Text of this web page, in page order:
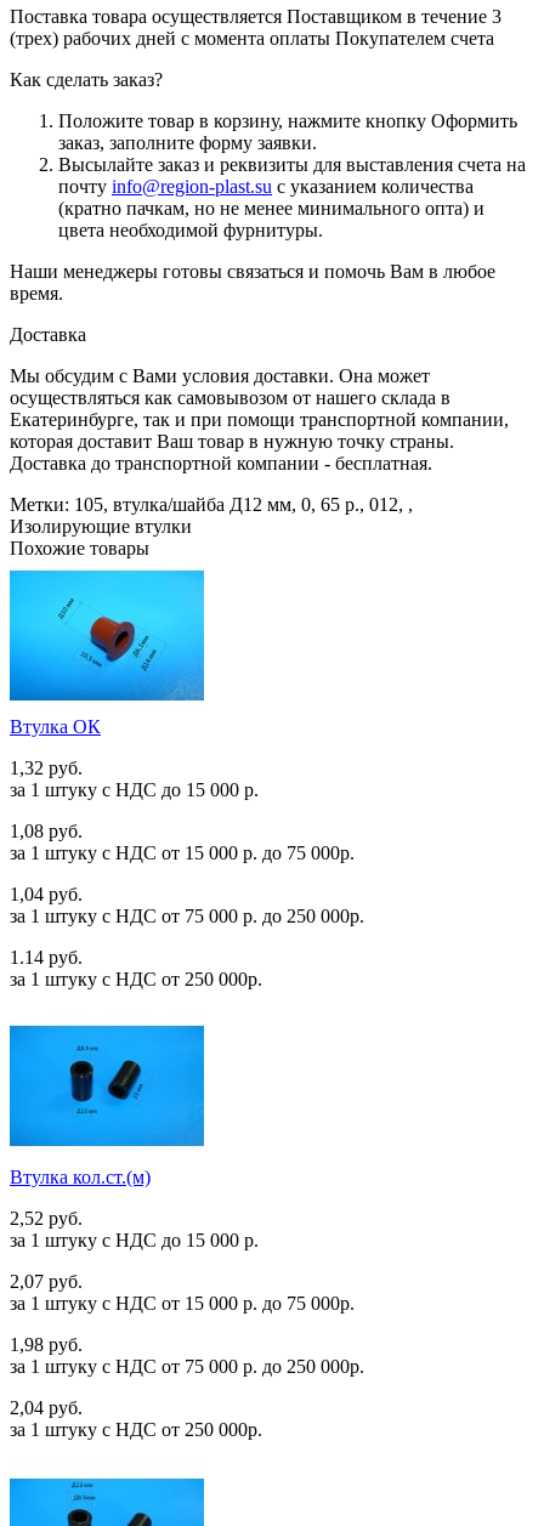
Поставка товара осуществляется Поставщиком в течение 3
(трех) рабочих дней с момента оплаты Покупателем счета
Как сделать заказ?
Положите товар в корзину, нажмите кнопку Оформить
заказ, заполните форму заявки.
Высылайте заказ и реквизиты для выставления счета на
почту info@region-plast.su с указанием количества
(кратно пачкам, но не менее минимального опта) и
цвета необходимой фурнитуры.
Наши менеджеры готовы связаться и помочь Вам в любое
время.
Доставка
Мы обсудим с Вами условия доставки. Она может
осуществляться как самовывозом от нашего склада в
Екатеринбурге, так и при помощи транспортной компании,
которая доставит Ваш товар в нужную точку страны.
Доставка до транспортной компании - бесплатная.
Метки: 105, втулка/шайба Д12 мм, 0, 65 р., 012, ,
Изолирующие втулки
Похожие товары
Втулка ОК
1,32 руб.
за 1 штуку c НДС до 15 000 р.
1,08 руб.
за 1 штуку c НДС от 15 000 р. до 75 000р.
1,04 руб.
за 1 штуку c НДС от 75 000 р. до 250 000р.
1.14 руб.
за 1 штуку c НДС от 250 000р.
Втулка кол.ст.(м)
2,52 руб.
за 1 штуку c НДС до 15 000 р.
2,07 руб.
за 1 штуку c НДС от 15 000 р. до 75 000р.
1,98 руб.
за 1 штуку c НДС от 75 000 р. до 250 000р.
2,04 руб.
за 1 штуку c НДС от 250 000р.